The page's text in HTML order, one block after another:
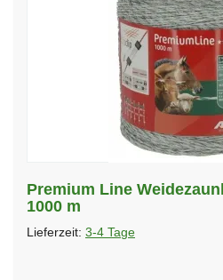
Premium Line
1000 m
Lieferzeit: 3-4 Tage